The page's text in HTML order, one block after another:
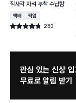
직사각 자석 부착 수납함
택배배송매장픽업
별점 4.7점 280
건 작성
늦으면 품절 주의
8월 신상 예고